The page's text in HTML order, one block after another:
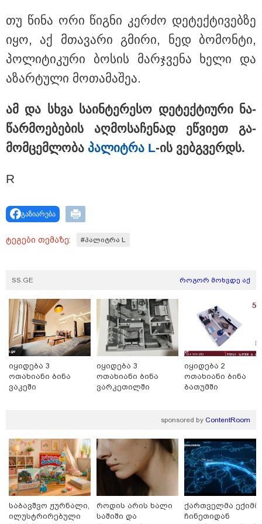
მნიშვნელოვანი ინფორმაცია
Hisense წარმოგიდგენთ გზავნილს "ინოვაციები
პოლიტიკა
09:35 / 07-08-2026
"საქართველო გადავარჩინეთ, რადგან
რუსეთმა ვერ მიაღწია ვერცერთ
სტრატეგიულ მიზანს" - რას წერს
სააკაშვილი აგვისტოს ომზე
თუ წინა ორი წიგ­ნი კერ­ძო დე­ტექ­ტი­ვებ­ზე
იყო, აქ მთა­ვა­რი გმი­რი, ნედ ბო­მონ­ტი,
პო­ლი­ტი­კუ­რი ბო­სის მარ­ჯვე­ნა ხელი და
აზარ­ტუ­ლი მო­თა­მა­შეა.
ამ და სხვა სა­ინ­ტე­რე­სო დე­ტექ­ტი­უ­რი ნა­
წარ­მო­ე­ბე­ბის აღ­მო­სა­ჩე­ნად ეწ­ვი­ეთ გა­
მომ­ცემ­ლო­ბა პა­ლიტ­რა L-ის ვებგ­ვერდს.
R
გაზიარება
ტეგები თემაზე: #პალიტრა L
SS.GE როგორ მოხვდე აქ
იყიდება 3
ოთახიანი ბინა
ვაკეში
იყიდება 3
ოთახიანი ბინა
ვარკეთილში
იყიდება 2
ოთახიანი ბინა
ბათუმში
sponsored by ContentRoom
საბავშვო ჟურნალი,
ილუსტრირებული
როდის არის ხალი
საშიში და
ქართველმა
ჩინეთიდან